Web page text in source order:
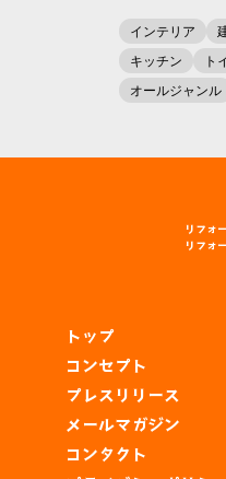
インテリア
キッチン
ト
オールジャンル
リフォ
リフォ
トップ
コンセプト
プレスリリース
メールマガジン
コンタクト